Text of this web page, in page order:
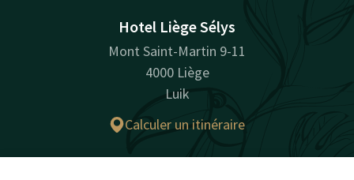
Hotel Liège Sélys
Mont Saint-Martin 9-11
4000 Liège
Luik
Calculer un itinéraire